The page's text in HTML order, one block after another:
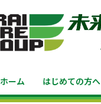
ホーム はじめての方へ